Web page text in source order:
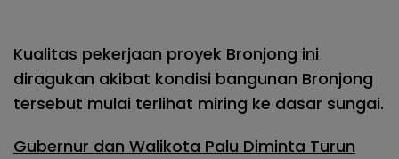
Kualitas pekerjaan proyek Bronjong ini
diragukan akibat kondisi bangunan Bronjong
tersebut mulai terlihat miring ke dasar sungai.
Gubernur dan Walikota Palu Diminta Turun